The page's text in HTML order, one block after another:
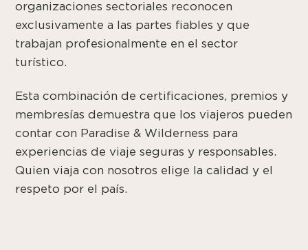
organizaciones sectoriales reconocen
exclusivamente a las partes fiables y que
trabajan profesionalmente en el sector
turístico.
Esta combinación de certificaciones, premios y
membresías demuestra que los viajeros pueden
contar con Paradise & Wilderness para
experiencias de viaje seguras y responsables.
Quien viaja con nosotros elige la calidad y el
respeto por el país.